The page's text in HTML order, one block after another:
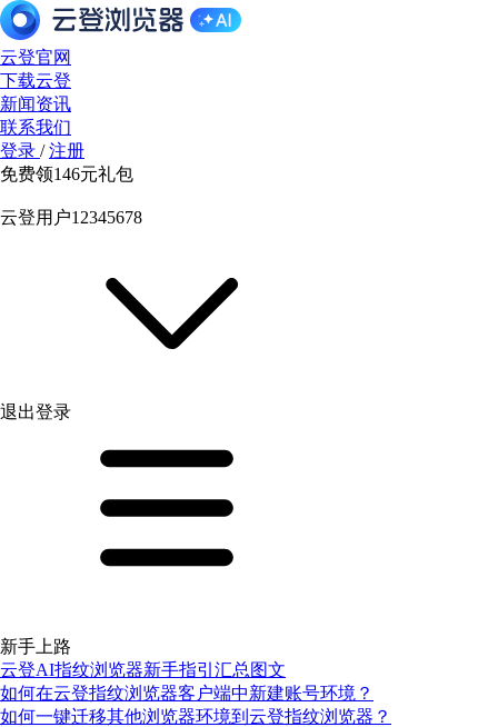
云登官网
下载云登
新闻资讯
联系我们
登录 /注册
免费领146元礼包
云登用户12345678
退出登录
新手上路
云登AI指纹浏览器新手指引汇总图文
如何在云登指纹浏览器客户端中新建账号环境？
如何一键迁移其他浏览器环境到云登指纹浏览器？